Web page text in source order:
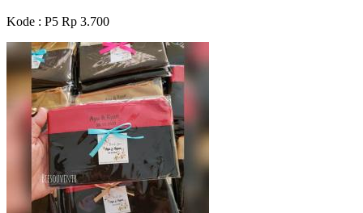
Kode : P5 Rp 3.700